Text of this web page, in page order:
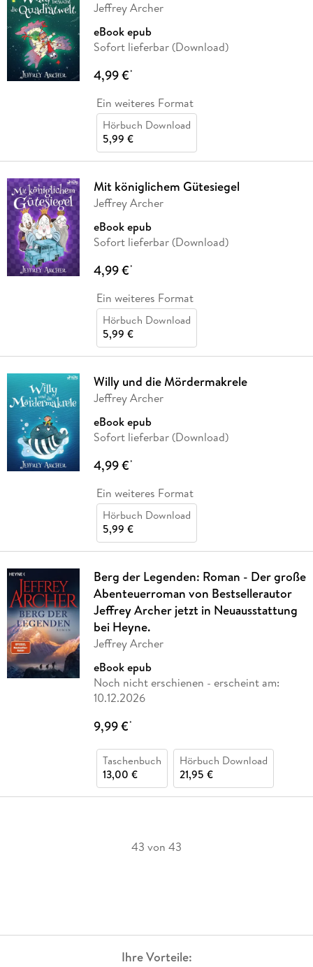
Jeffrey Archer
eBook epub
Sofort lieferbar (Download)
4,99 €*
Ein weiteres Format
Hörbuch Download
5,99 €
Mit königlichem Gütesiegel
Jeffrey Archer
eBook epub
Sofort lieferbar (Download)
4,99 €*
Ein weiteres Format
Hörbuch Download
5,99 €
Willy und die Mördermakrele
Jeffrey Archer
eBook epub
Sofort lieferbar (Download)
4,99 €*
Ein weiteres Format
Hörbuch Download
5,99 €
Berg der Legenden: Roman - Der große
Abenteuerroman von Bestsellerautor
Jeffrey Archer jetzt in Neuausstattung
bei Heyne.
Jeffrey Archer
eBook epub
Noch nicht erschienen - erscheint am:
10.12.2026
9,99 €*
Taschenbuch
13,00 €
Hörbuch Download
21,95 €
43 von 43
Ihre Vorteile: